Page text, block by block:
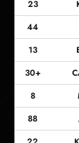
23
44
13
30+
8
88